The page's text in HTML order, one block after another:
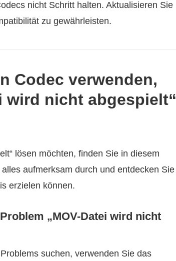
nicht Schritt halten. Aktualisieren Sie
zu gewährleisten.
Codec verwenden,
wird nicht abgespielt“
lösen möchten, finden Sie in diesem
aufmerksam durch und entdecken Sie
erzielen können.
„MOV-Datei wird nicht
suchen, verwenden Sie das